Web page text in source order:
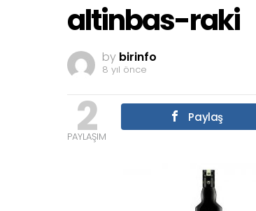
altinbas-raki
by birinfo
8 yıl önce
2
PAYLAŞIM
Paylaş